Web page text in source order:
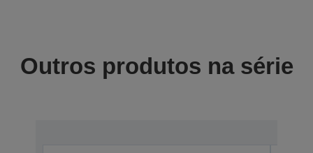
Outros produtos na série